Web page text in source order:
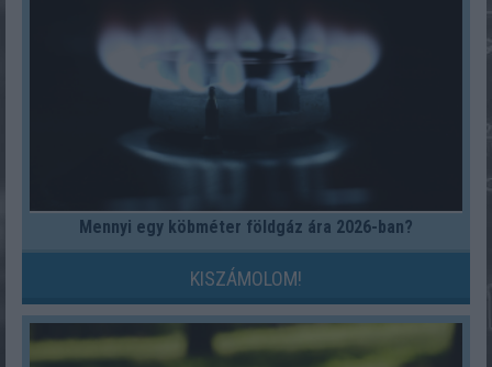
Mennyi egy köbméter földgáz ára 2026-ban?
KISZÁMOLOM!